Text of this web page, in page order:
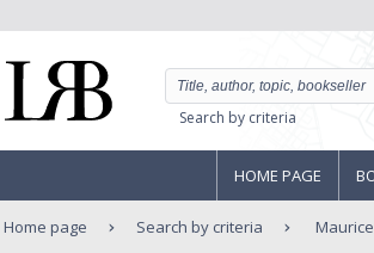
Search by criteria
HOME PAGE
Home page Search by criteria